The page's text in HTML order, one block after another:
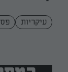
עיקריות